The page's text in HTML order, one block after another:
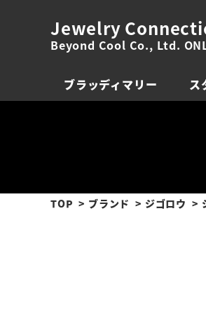
Jewelry
Beyond Cool Co., Ltd.
ブラッディマリー ス
TOP ブランド ジゴロウ